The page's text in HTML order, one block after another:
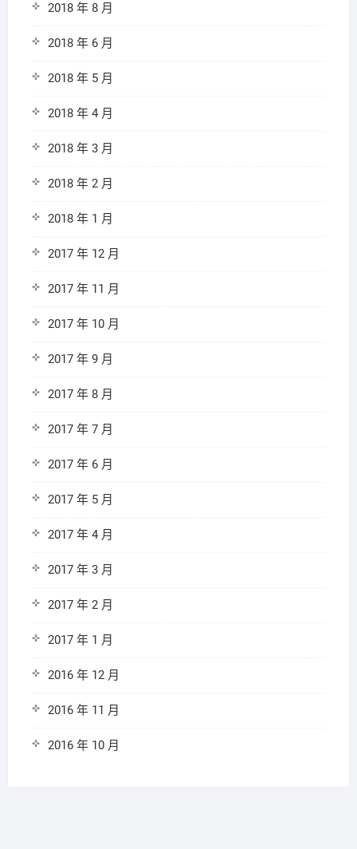
2018 年 8 月
2018 年 6 月
2018 年 5 月
2018 年 4 月
2018 年 3 月
2018 年 2 月
2018 年 1 月
2017 年 12 月
2017 年 11 月
2017 年 10 月
2017 年 9 月
2017 年 8 月
2017 年 7 月
2017 年 6 月
2017 年 5 月
2017 年 4 月
2017 年 3 月
2017 年 2 月
2017 年 1 月
2016 年 12 月
2016 年 11 月
2016 年 10 月